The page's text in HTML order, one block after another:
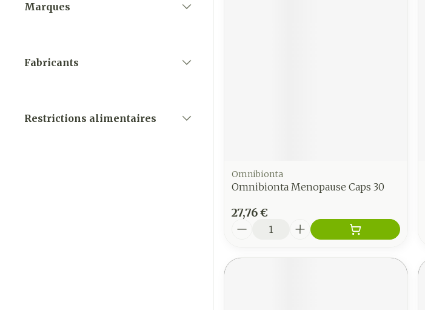
Marques
Fabricants
Restrictions alimentaires
Omnibionta
Omnibionta Menopause Caps 30
27,76 €
Quantité